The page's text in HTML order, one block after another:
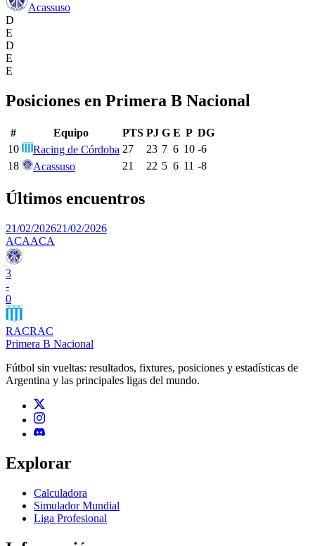
Acassuso
D
E
D
E
E
Posiciones en Primera B Nacional
# Equipo PTS PJ G E P DG
10
Racing de Córdoba 27 23 7 6 10 -6
18
Acassuso 21 22 5 6 11 -8
Últimos encuentros
21/02/202621/02/2026
ACAACA
3
-
0
RACRAC
Primera B Nacional
Fútbol sin vueltas: resultados, fixtures, posiciones y estadísticas de
Argentina y las principales ligas del mundo.
Explorar
Calculadora
Simulador Mundial
Liga Profesional